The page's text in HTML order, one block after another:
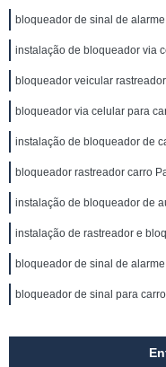
bloqueador de sinal de
instalação de bloqueador via
bloqueador veicular
bloqueador via celular para
instalação de bloqueador de
bloqueador rastreador carro
instalação de bloqueador de
instalação de rastreador e
bloqueador de sinal de
bloqueador de sinal para